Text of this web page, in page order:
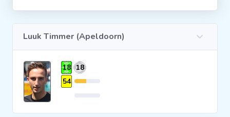
Statistieken
Voetbalpiramide
Luuk Timmer (Apeldoorn)
18 18
54